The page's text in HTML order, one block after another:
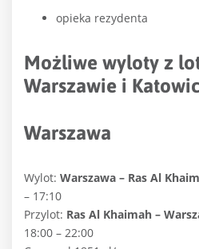
opieka rezydenta
Możliwe wyloty z
Warszawie i
Warszawa
Wylot: Warszawa – Ras Al
– 17:10
Przylot: Ras Al Khaimah –
18:00 – 22:00